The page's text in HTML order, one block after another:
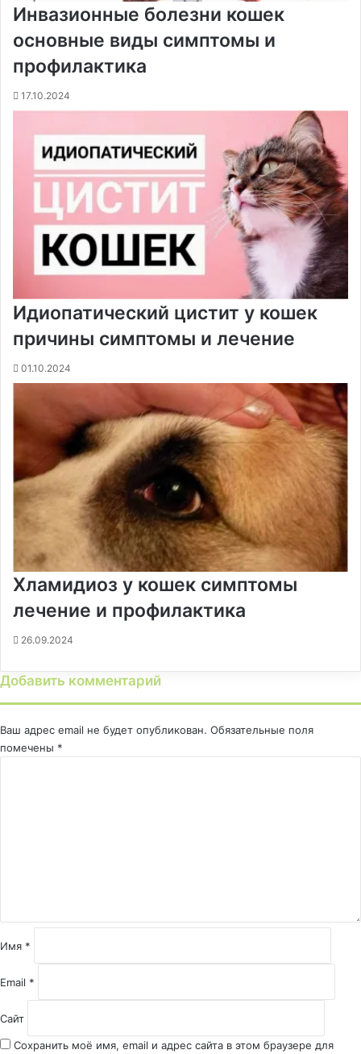
Инвазионные болезни кошек
основные виды симптомы и
профилактика
17.10.2024
Идиопатический цистит у кошек
причины симптомы и лечение
01.10.2024
Хламидиоз у кошек симптомы
лечение и профилактика
26.09.2024
Добавить комментарий
Ваш адрес email не будет опубликован. Обязательные поля
помечены *
и
й
Имя *
Email *
Сайт
Сохранить моё имя, email и адрес сайта в этом браузере для